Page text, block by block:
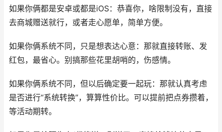
如果你俩都是安卓或都是iOS：恭喜你，啥限制没有，直接
去商城赠送就行，或者走心愿单，简单方便。
如果你俩系统不同，只是想表达心意：那就直接转账、发
红包，最省心。别搞那些花里胡哨的，伤感情。
如果你俩系统不同，但以后确定要一起玩：那就认真考虑
是否进行“系统转换”，算算性价比。可以提前把点券攒着，
等活动期转。